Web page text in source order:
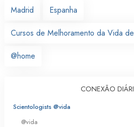
Madrid
Espanha
Cursos de Melhoramento da Vida
@home
CONEXÃO
Scientologists @vida
@vida